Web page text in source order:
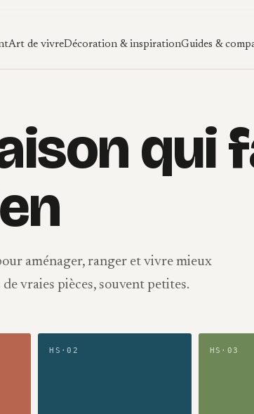
Art de vivreDécoration & inspirationGuides &
qui
aménager, ranger et vivre mieux
de vraies pièces, souvent petites.
HS·02 HS·03